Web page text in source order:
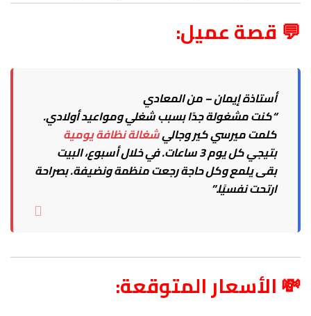
💬 قصة عميل:
أستاذة إيمان – من المعادي
“كنت مشغولة جدًا بسبب شغلي ومواعيد أولادي.
كلمت ميرسي كير وجاليشغالة نظافة يومية
بتيجي كل يوم 3 ساعات. في خلال أسبوع، البيت
بقى يلمع وكل حاجة رجعت منظمة ونضيفة. بصراحة
ارتحت نفسيًا.”
💸 الأسعار المتوقعة: